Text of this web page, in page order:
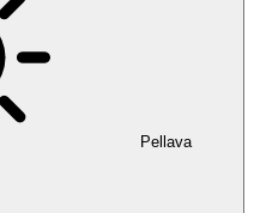
Pellava